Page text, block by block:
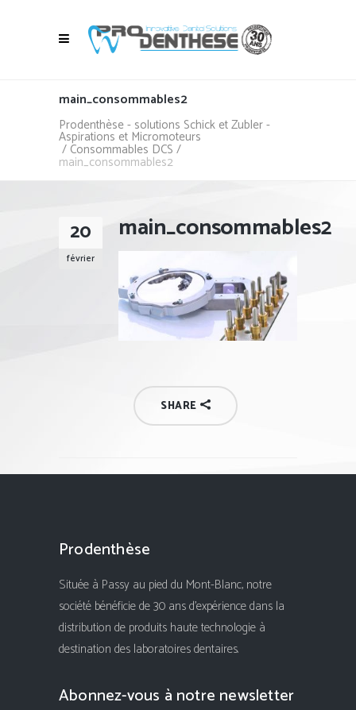
main_consommables2
Prodenthèse - solutions Schick et Zubler -
Aspirations et Micromoteurs
/ Consommables DCS /
main_consommables2
20
février
main_consommables2
SHARE
Prodenthèse
Située à Passy au pied du Mont-Blanc, notre
société bénéficie de 30 ans d'expérience dans la
distribution de produits haute technologie à
destination des laboratoires dentaires.
Abonnez-vous à notre newsletter